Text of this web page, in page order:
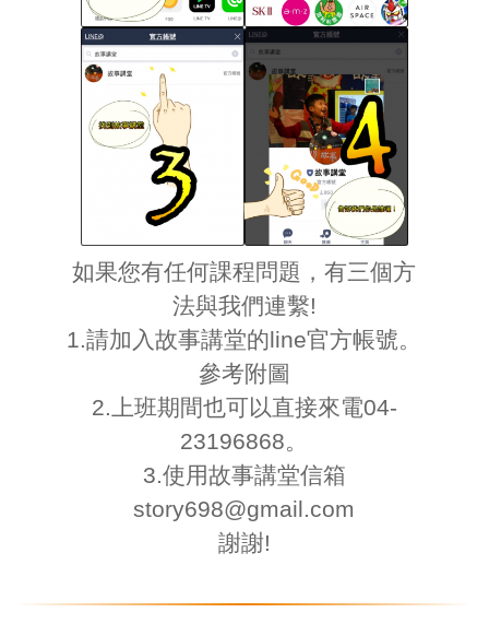
如果您有任何課程問題，有三個方
法與我們連繫!
1.請加入故事講堂的line官方帳號。
參考附圖
2.上班期間也可以直接來電04-
23196868。
3.使用故事講堂信箱
story698@gmail.com
謝謝!